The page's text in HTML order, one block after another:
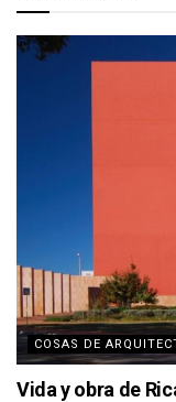
COSAS DE
Vida y obra de